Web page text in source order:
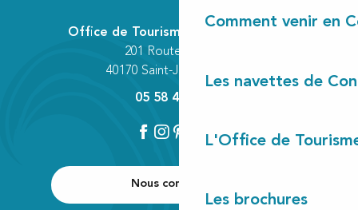
Comment venir en
Les navettes de
L'Office de
Les brochures
Nous contacter
Office de Tourisme Communautaire
201 Route des Lacs
40170 Saint-Julien-en-Born
05 58 42 89 80